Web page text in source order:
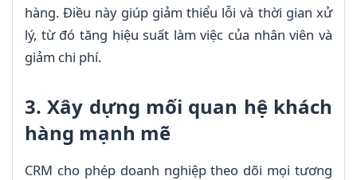
hàng. Điều này giúp giảm thiểu lỗi và thời gian xử
lý, từ đó tăng hiệu suất làm việc của nhân viên và
giảm chi phí.
3. Xây dựng mối quan hệ khách
hàng mạnh mẽ
CRM cho phép doanh nghiệp theo dõi mọi tương